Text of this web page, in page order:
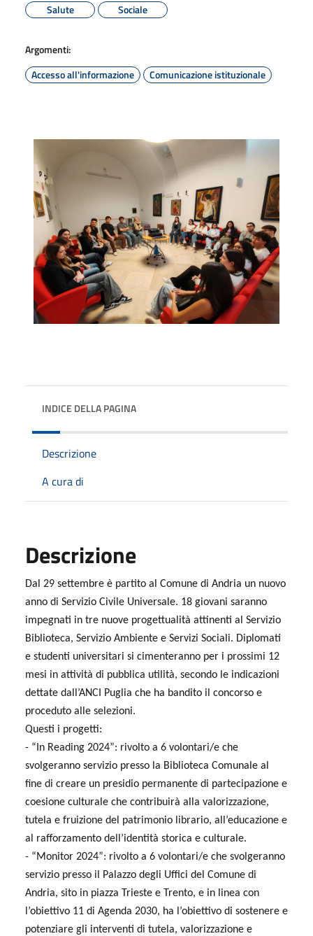
Salute
Sociale
Argomenti:
Accesso all'informazione
Comunicazione istituzionale
INDICE DELLA PAGINA
Descrizione
A cura di
Descrizione
Dal 29 settembre è partito al Comune di Andria un nuovo
anno di Servizio Civile Universale. 18 giovani saranno
impegnati in tre nuove progettualità attinenti al Servizio
Biblioteca, Servizio Ambiente e Servizi Sociali. Diplomati
e studenti universitari si cimenteranno per i prossimi 12
mesi in attività di pubblica utilità, secondo le indicazioni
dettate dall’ANCI Puglia che ha bandito il concorso e
proceduto alle selezioni.
Questi i progetti:
- “In Reading 2024”: rivolto a 6 volontari/e che
svolgeranno servizio presso la Biblioteca Comunale al
fine di creare un presidio permanente di partecipazione e
coesione culturale che contribuirà alla valorizzazione,
tutela e fruizione del patrimonio librario, all’educazione e
al rafforzamento dell’identità storica e culturale.
- “Monitor 2024”: rivolto a 6 volontari/e che svolgeranno
servizio presso il Palazzo degli Uffici del Comune di
Andria, sito in piazza Trieste e Trento, e in linea con
l’obiettivo 11 di Agenda 2030, ha l’obiettivo di sostenere e
potenziare gli interventi di tutela, valorizzazione e